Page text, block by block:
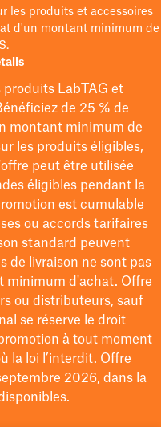
les produits et accessoires
d'un montant minimum de
produits LabTAG et
de 25 % de
montant minimum de
les produits éligibles,
peut être utilisée
éligibles pendant la
est cumulable
ou accords tarifaires
standard peuvent
de livraison ne sont pas
minimum d'achat. Offre
ou distributeurs, sauf
se réserve le droit
à tout moment
la loi l’interdit. Offre
2026, dans la